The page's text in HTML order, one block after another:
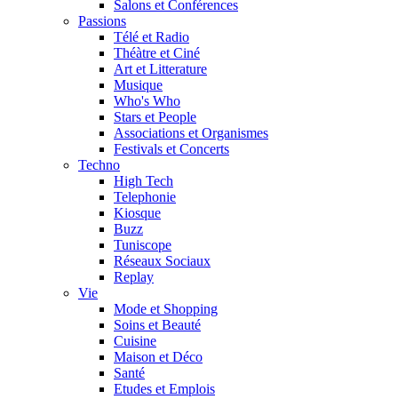
Salons et Conférences
Passions
Télé et Radio
Théàtre et Ciné
Art et Litterature
Musique
Who's Who
Stars et People
Associations et Organismes
Festivals et Concerts
Techno
High Tech
Telephonie
Kiosque
Buzz
Tuniscope
Réseaux Sociaux
Replay
Vie
Mode et Shopping
Soins et Beauté
Cuisine
Maison et Déco
Santé
Etudes et Emplois